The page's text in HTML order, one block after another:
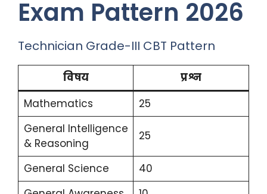
Exam Pattern 2026
Technician Grade-III CBT Pattern
विषय
प्रश्न
Mathematics
25
General Intelligence
& Reasoning
25
General Science
40